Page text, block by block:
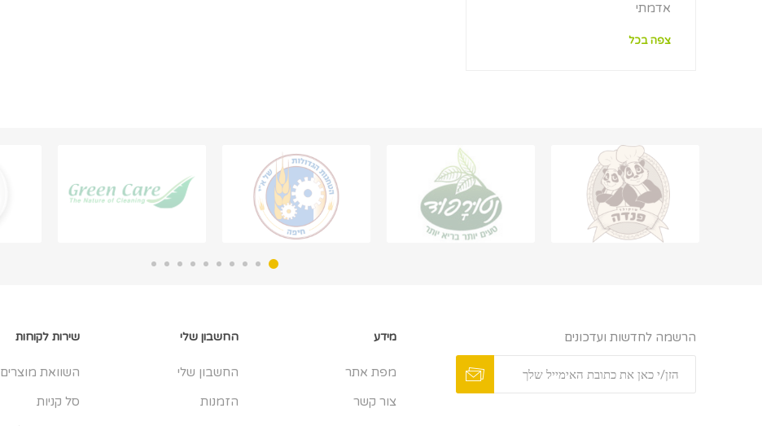
אדמתי
צפה בכל
הרשמה לחדשות ועדכונים מידע
מפת אתר
צור קשר
החשבון שלי
החשבון שלי
הזמנות
שירות לקוחות
השוואת מוצרים
סל קניות